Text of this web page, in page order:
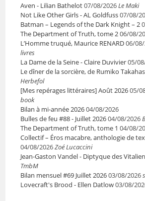
Aven - Lilian Bathelot07/08/2026Le Maki
Not Like Other Girls - AL Goldfuss07/08/
Batman – Legends of the Dark Knight – 2
The Department of Truth, tome 206/08/
L’Homme truqué, Maurice RENARD06/
livres
La Dame de la Seine - Claire Duvivier05/
Le dîner de la sorcière, de Rumiko
Herbefol
[Mes repérages littéraires] Août 202605/
book
Bilan à mi-année 202604/08/2026
Bulles de feu #88 - Juillet 202604/08/2026
The Department of Truth, tome 1 04/08/
Collectif – Éros macabre, anthologie de
04/08/2026Zoé Lucaccini
Jean-Gaston Vandel - Diptyque des
TmbM
Bilan mensuel #69 Juillet 202603/08/2026
Lovecraft's Brood - Ellen Datlow03/08/